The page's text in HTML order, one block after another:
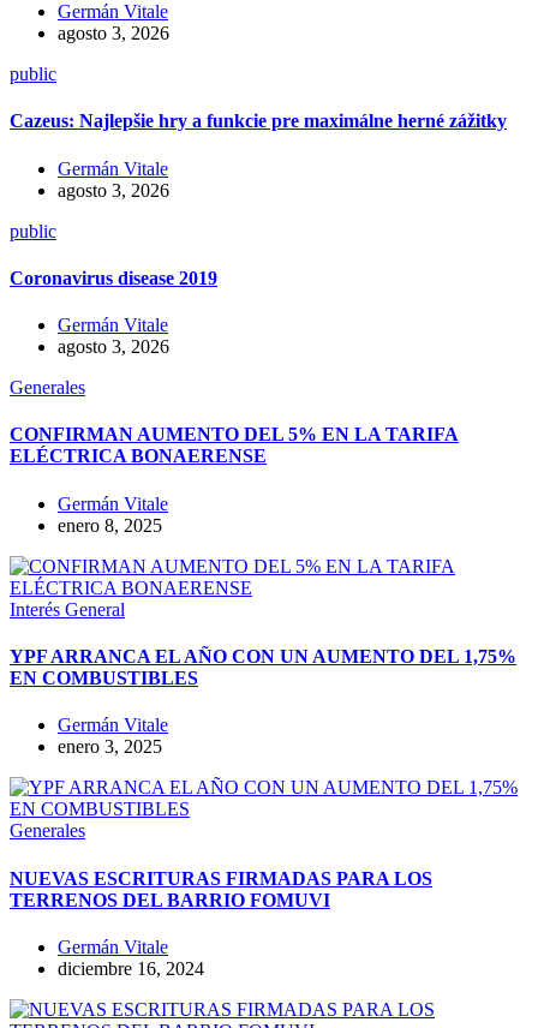
Germán Vitale
agosto 3, 2026
public
Cazeus: Najlepšie hry a funkcie pre maximálne herné zážitky
Germán Vitale
agosto 3, 2026
public
Coronavirus disease 2019
Germán Vitale
agosto 3, 2026
Generales
CONFIRMAN AUMENTO DEL 5% EN LA TARIFA
ELÉCTRICA BONAERENSE
Germán Vitale
enero 8, 2025
Interés General
YPF ARRANCA EL AÑO CON UN AUMENTO DEL 1,75%
EN COMBUSTIBLES
Germán Vitale
enero 3, 2025
Generales
NUEVAS ESCRITURAS FIRMADAS PARA LOS
TERRENOS DEL BARRIO FOMUVI
Germán Vitale
diciembre 16, 2024